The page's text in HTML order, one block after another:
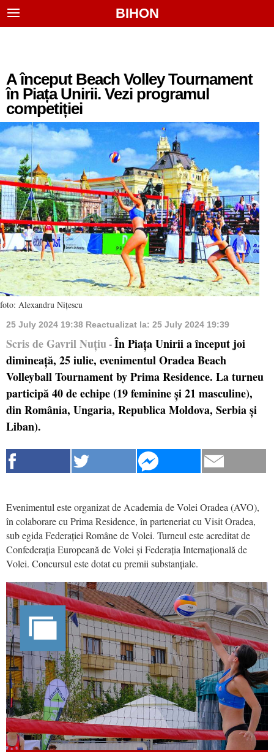
BIHON
A început Beach Volley Tournament
în Piața Unirii. Vezi programul
competiției
foto: Alexandru Nițescu
25 July 2024 19:38 Reactualizat la: 25 July 2024 19:39
Scris de Gavril Nuțiu - În Piața Unirii a început joi
dimineață, 25 iulie, evenimentul Oradea Beach
Volleyball Tournament by Prima Residence. La turneu
participă 40 de echipe (19 feminine și 21 masculine),
din România, Ungaria, Republica Moldova, Serbia și
Liban).
Evenimentul este organizat de Academia de Volei Oradea (AVO),
în colaborare cu Prima Residence, în parteneriat cu Visit Oradea,
sub egida Federației Române de Volei. Turneul este acreditat de
Confederația Europeană de Volei și Federația Internațională de
Volei. Concursul este dotat cu premii substanțiale.